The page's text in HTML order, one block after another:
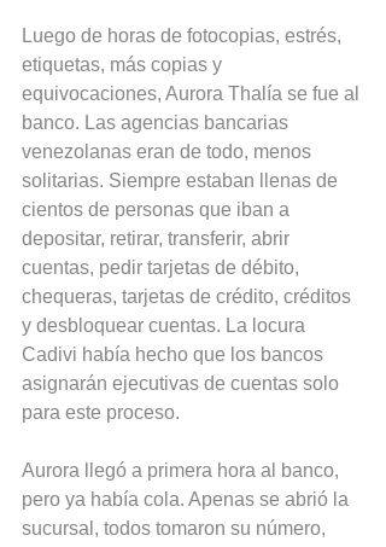
Luego de horas de fotocopias, estrés,
etiquetas, más copias y
equivocaciones, Aurora Thalía se fue al
banco. Las agencias bancarias
venezolanas eran de todo, menos
solitarias. Siempre estaban llenas de
cientos de personas que iban a
depositar, retirar, transferir, abrir
cuentas, pedir tarjetas de débito,
chequeras, tarjetas de crédito, créditos
y desbloquear cuentas. La locura
Cadivi había hecho que los bancos
asignarán ejecutivas de cuentas solo
para este proceso.
Aurora llegó a primera hora al banco,
pero ya había cola. Apenas se abrió la
sucursal, todos tomaron su número,